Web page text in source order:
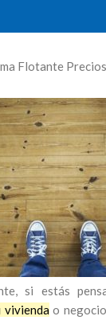
Flotante
si estás
viviendao